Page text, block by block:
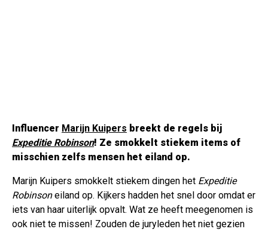
Influencer Marijn Kuipers breekt de regels bij
Expeditie Robinson! Ze smokkelt stiekem items of
misschien zelfs mensen het eiland op.
Marijn Kuipers smokkelt stiekem dingen het Expeditie
Robinsoneiland op. Kijkers hadden het snel door omdat er
iets van haar uiterlijk opvalt. Wat ze heeft meegenomen is
ook niet te missen! Zouden de juryleden het niet gezien